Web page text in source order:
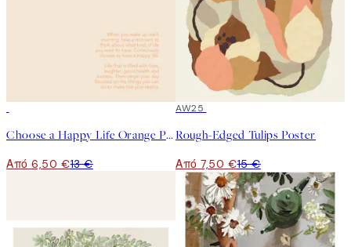
Choose a Happy Life Orange Poster
Από 6,50 €13 €
50%*
AW25
Rough-Edged Tulips Poster
Από 7,50 €15 €